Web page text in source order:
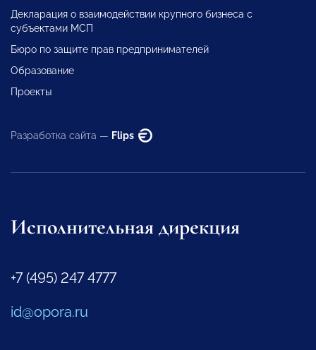
Декларация о взаимодействии крупного бизнеса с
субъектами МСП
Бюро по защите прав предпринимателей
Образование
Проекты
Разработка сайта — Flips
Исполнительная дирекция
+7 (495) 247 4777
id@opora.ru